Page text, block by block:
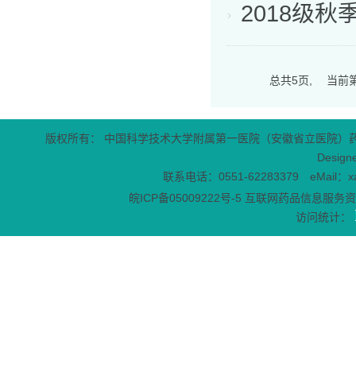
2018级秋
总共5页, 当前
版权所有： 中国科学技术大学附属第一医院（安徽省立医院
联系电话：0551-62283379 eMail：
皖ICP备05009222号-5 互联网药品信息服务
访问统计：